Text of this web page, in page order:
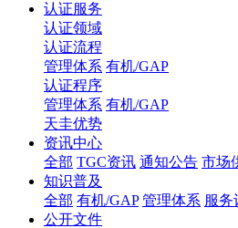
认证服务
认证领域
认证流程
管理体系 有机/GAP
认证程序
管理体系 有机/GAP
天圭优势
资讯中心
全部 TGC资讯 通知公告 市场
知识普及
全部 有机/GAP 管理体系 服务
公开文件